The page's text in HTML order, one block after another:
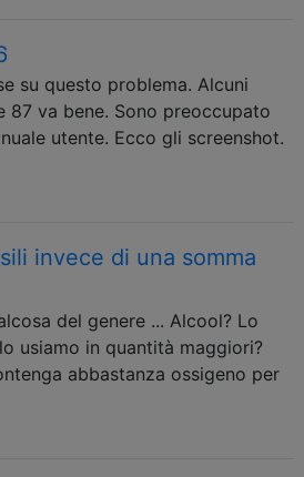
su questo problema. Alcuni
va bene. Sono preoccupato
utente. Ecco gli screenshot.
invece di una somma
del genere ... Alcool? Lo
usiamo in quantità maggiori?
abbastanza ossigeno per